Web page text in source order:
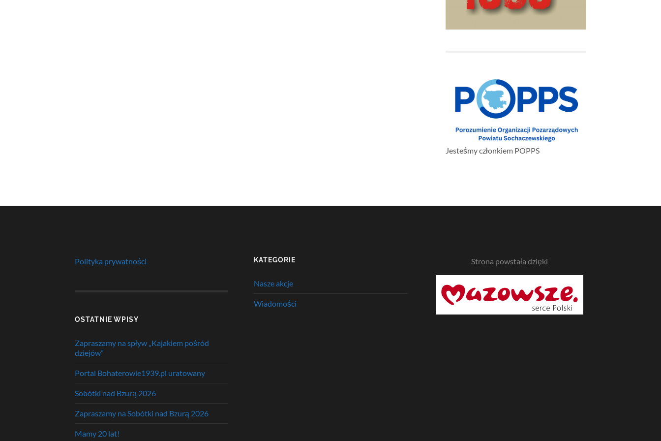
Jesteśmy członkiem POPPS
Polityka prywatności
OSTATNIE WPISY
Zapraszamy na spływ „Kajakiem pośród
dziejów”
Portal Bohaterowie1939.pl uratowany
Sobótki nad Bzurą 2026
Zapraszamy na Sobótki nad Bzurą 2026
Mamy 20 lat!
KATEGORIE
Nasze akcje
Wiadomości
Strona powstała dzięki